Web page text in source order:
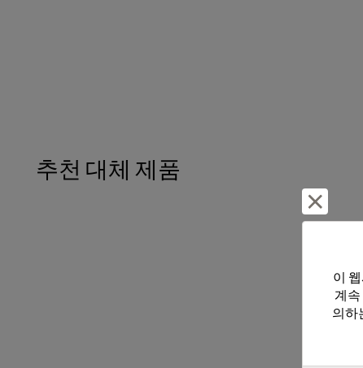
추천 대체 제품
이
계속
의하